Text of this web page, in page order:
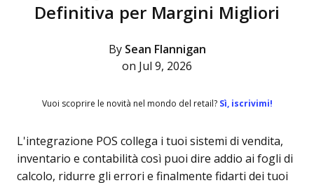
Definitiva per Margini Migliori
By Sean Flannigan
on Jul 9, 2026
Vuoi scoprire le novità nel mondo del retail?Sì, iscrivimi!
L'integrazione POS collega i tuoi sistemi di vendita,
inventario e contabilità così puoi dire addio ai fogli di
calcolo, ridurre gli errori e finalmente fidarti dei tuoi